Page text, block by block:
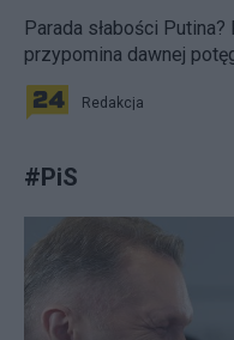
Parada słabości
przypomina dawnej
Redakcja
#PiS